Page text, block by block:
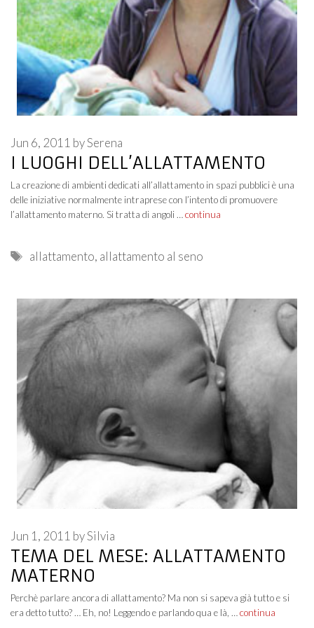
I LUOGHI DELL’ALLATTAMENTO
Jun 6, 2011 bySerena
La creazione di ambienti dedicati all’allattamento in spazi pubblici è una
delle iniziative normalmente intraprese con l’intento di promuovere
l’allattamento materno. Si tratta di angoli … continua
Tags
allattamento, allattamento al seno
TEMA DEL MESE: ALLATTAMENTO
MATERNO
Jun 1, 2011 bySilvia
Perchè parlare ancora di allattamento? Ma non si sapeva già tutto e si
era detto tutto? … Eh, no! Leggendo e parlando qua e là, … continua